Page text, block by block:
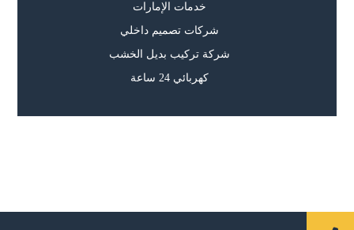
خدمات الإمارات
شركات تصميم داخلي
شركة تركيب بديل الخشب
كهربائي 24 ساعة